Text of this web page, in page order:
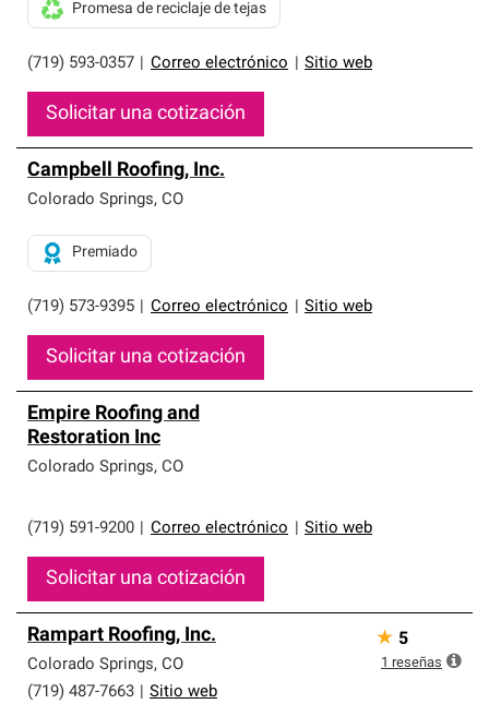
(719) 593-0357 Correo electrónico Sitio web
Promesa de reciclaje de tejas
Solicitar una cotización
Campbell Roofing, Inc.
Colorado Springs, CO
(719) 573-9395 Correo electrónico Sitio web
Premiado
Solicitar una cotización
Empire Roofing and
Restoration Inc
Colorado Springs, CO
(719) 591-9200 Correo electrónico Sitio web
Solicitar una cotización
Rampart Roofing, Inc.
Colorado Springs, CO
(719) 487-7663
Sitio web
★ 5
1 reseñas